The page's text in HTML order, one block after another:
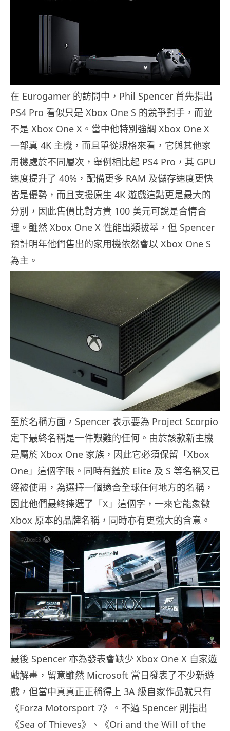
在 Eurogamer 的訪問中，Phil Spencer 首先指出
PS4 Pro 看似只是 Xbox One S 的競爭對手，而並
不是 Xbox One X。當中他特別強調 Xbox One X
一部真 4K 主機，而且單從規格來看，它與其他家
用機處於不同層次，舉例相比起 PS4 Pro，其 GPU
速度提升了 40%，配備更多 RAM 及儲存速度更快
皆是優勢，而且支援原生 4K 遊戲這點更是最大的
分別，因此售價比對方貴 100 美元可說是合情合
理。雖然 Xbox One X 性能出類拔萃，但 Spencer
預計明年他們售出的家用機依然會以 Xbox One S
為主。
至於名稱方面，Spencer 表示要為 Project Scorpio
定下最終名稱是一件艱難的任何。由於該款新主機
是屬於 Xbox One 家族，因此它必須保留「Xbox
One」這個字眼。同時有鑑於 Elite 及 S 等名稱又已
經被使用，為選擇一個適合全球任何地方的名稱，
因此他們最終揀選了「X」這個字，一來它能象徵
Xbox 原本的品牌名稱，同時亦有更強大的含意。
最後 Spencer 亦為發表會缺少 Xbox One X 自家遊
戲解畫，留意雖然 Microsoft 當日發表了不少新遊
戲，但當中真真正正稱得上 3A 級自家作品就只有
《Forza Motorsport 7》。不過 Spencer 則指出
《Sea of Thieves》、《Ori and the Will of the